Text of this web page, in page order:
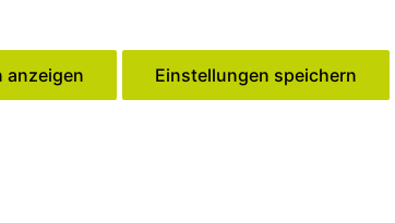
anzeigen Einstellungen speichern